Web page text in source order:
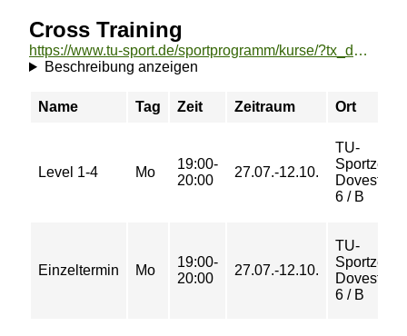
Cross Training
https://www.tu-sport.de/sportprogramm/kurse/?tx_dwzeh_courses%5Baction%5D=show&tx_dwzeh_courses%5BsportsDescription%5D=1305&cHash=6a057c43cb3b3bc70f8af281d166bade
Beschreibung anzeigen
Name Tag Zeit Zeitraum Ort
Level 1-4 Mo
19:00-
20:00
27.07.-12.10.
TU-
6 / B
Einzeltermin Mo
19:00-
20:00
27.07.-12.10.
TU-
6 / B